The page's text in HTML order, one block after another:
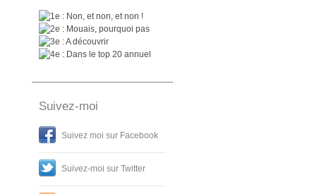
: Non, et non, et non !
: Mouais, pourquoi pas
: A découvrir
: Dans le top 20 annuel
Suivez-moi
Suivez moi sur Facebook
Suivez-moi sur Twitter